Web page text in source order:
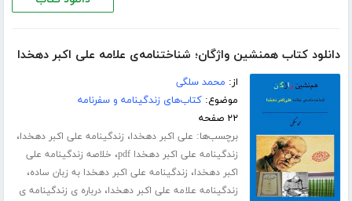
دانلود کتاب همنشین واژگان؛ شناختنامه‌ی علامه علی اکبر دهخدا
از: محمد سلگی
موضوع:کتاب‌های زندگینامه و سفرنامه
۲۲ صفحه
برچسب‌ها: علی اکبر دهخدا، زندگینامه علی اکبر دهخدا،
زندگینامه علی اکبر دهخدا pdf ، خلاصه زندگینامه علی
اکبر دهخدا، زندگینامه علی اکبر دهخدا به زبان ساده،
زندگینامه علامه علی اکبر دهخدا،درباره ی زندگینامه ی